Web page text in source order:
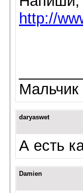
http://
daryaswet
А есть
Damien